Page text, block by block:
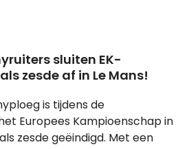
sluiten EK-
zesde af in Le Mans!
is tijdens de
Europees Kampioenschap in
zesde geëindigd. Met een